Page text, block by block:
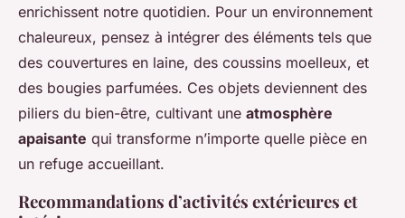
enrichissent notre quotidien. Pour un environnement
chaleureux, pensez à intégrer des éléments tels que
des couvertures en laine, des coussins moelleux, et
des bougies parfumées. Ces objets deviennent des
piliers du bien-être, cultivant une atmosphère
apaisante qui transforme n’importe quelle pièce en
un refuge accueillant.
Recommandations d’activités extérieures et